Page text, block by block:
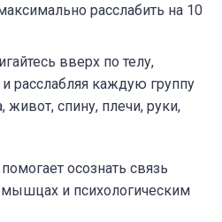
расслабить на 10
вверх по телу,
и расслабляя каждую группу
спину, плечи, руки,
помогает осознать связь
и психологическим